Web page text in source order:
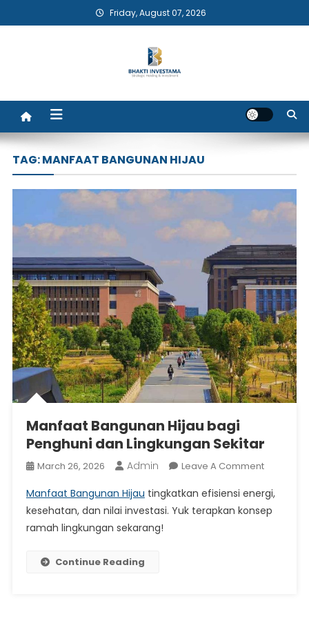
to
Friday, August 07, 2026
Bhakti Investama
TAG:MANFAAT BANGUNAN HIJAU
Manfaat Bangunan Hijau bagi
Penghuni dan Lingkungan Sekitar
March 26, 2026 Admin Leave A CommentOn
Bangunan
Hijau
Manfaat Bangunan Hijau tingkatkan efisiensi energi,
kesehatan, dan nilai investasi. Yuk terapkan konsep
ramah lingkungan sekarang!
Continue Reading